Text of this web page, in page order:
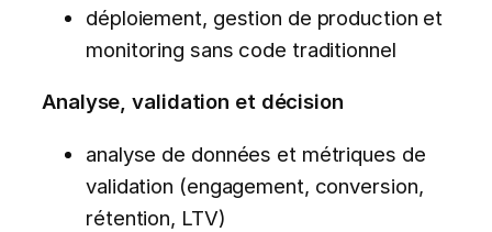
déploiement, gestion de production et
monitoring sans code traditionnel
Analyse, validation et décision
analyse de données et métriques de
validation (engagement, conversion,
rétention, LTV)